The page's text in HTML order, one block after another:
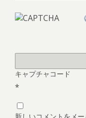
キャプチャコード
*
新しいコメントをメ